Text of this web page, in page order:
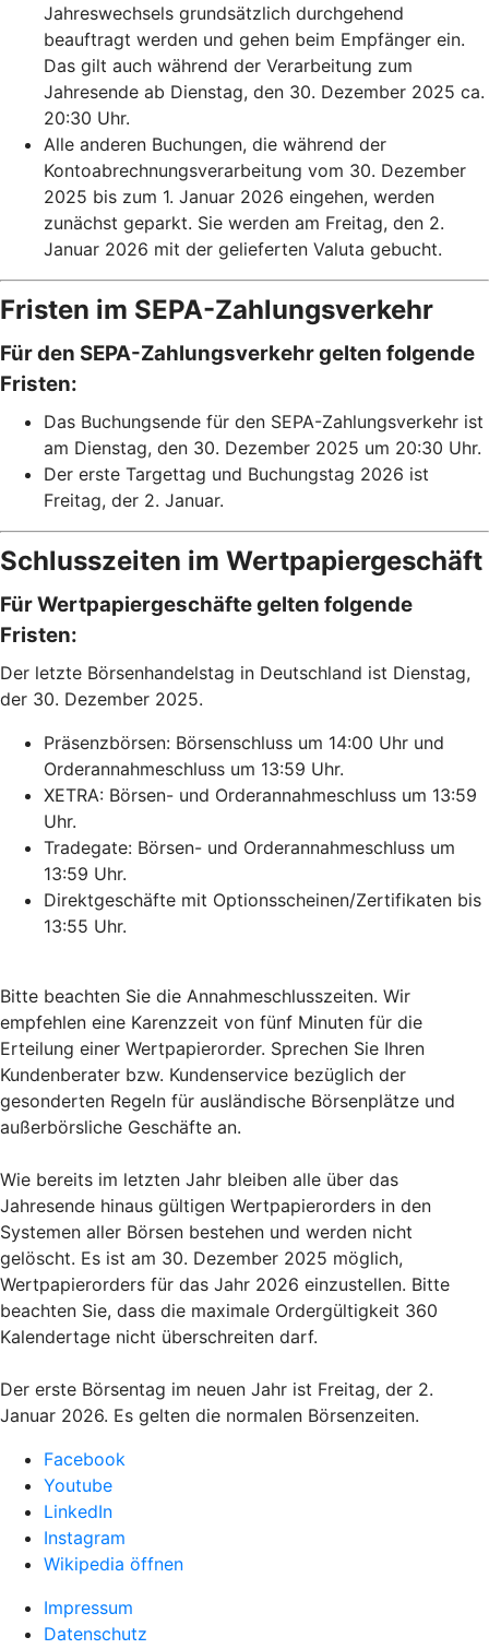
Jahreswechsels grundsätzlich durchgehend
beauftragt werden und gehen beim Empfänger ein.
Das gilt auch während der Verarbeitung zum
Jahresende ab Dienstag, den 30. Dezember 2025 ca.
20:30 Uhr.
Alle anderen Buchungen, die während der
Kontoabrechnungsverarbeitung vom 30. Dezember
2025 bis zum 1. Januar 2026 eingehen, werden
zunächst geparkt. Sie werden am Freitag, den 2.
Januar 2026 mit der gelieferten Valuta gebucht.
Fristen im SEPA-Zahlungsverkehr
Für den SEPA-Zahlungsverkehr gelten folgende
Fristen:
Das Buchungsende für den SEPA-Zahlungsverkehr ist
am Dienstag, den 30. Dezember 2025 um 20:30 Uhr.
Der erste Targettag und Buchungstag 2026 ist
Freitag, der 2. Januar.
Schlusszeiten im Wertpapiergeschäft
Für Wertpapiergeschäfte gelten folgende
Fristen:
Der letzte Börsenhandelstag in Deutschland ist Dienstag,
der 30. Dezember 2025.
Präsenzbörsen: Börsenschluss um 14:00 Uhr und
Orderannahmeschluss um 13:59 Uhr.
XETRA: Börsen- und Orderannahmeschluss um 13:59
Uhr.
Tradegate: Börsen- und Orderannahmeschluss um
13:59 Uhr.
Direktgeschäfte mit Optionsscheinen/Zertifikaten bis
13:55 Uhr.
Bitte beachten Sie die Annahmeschlusszeiten. Wir
empfehlen eine Karenzzeit von fünf Minuten für die
Erteilung einer Wertpapierorder. Sprechen Sie Ihren
Kundenberater bzw. Kundenservice bezüglich der
gesonderten Regeln für ausländische Börsenplätze und
außerbörsliche Geschäfte an.
Wie bereits im letzten Jahr bleiben alle über das
Jahresende hinaus gültigen Wertpapierorders in den
Systemen aller Börsen bestehen und werden nicht
gelöscht. Es ist am 30. Dezember 2025 möglich,
Wertpapierorders für das Jahr 2026 einzustellen. Bitte
beachten Sie, dass die maximale Ordergültigkeit 360
Kalendertage nicht überschreiten darf.
Der erste Börsentag im neuen Jahr ist Freitag, der 2.
Januar 2026. Es gelten die normalen Börsenzeiten.
Facebook
Youtube
LinkedIn
Instagram
Wikipedia öffnen
Impressum
Datenschutz